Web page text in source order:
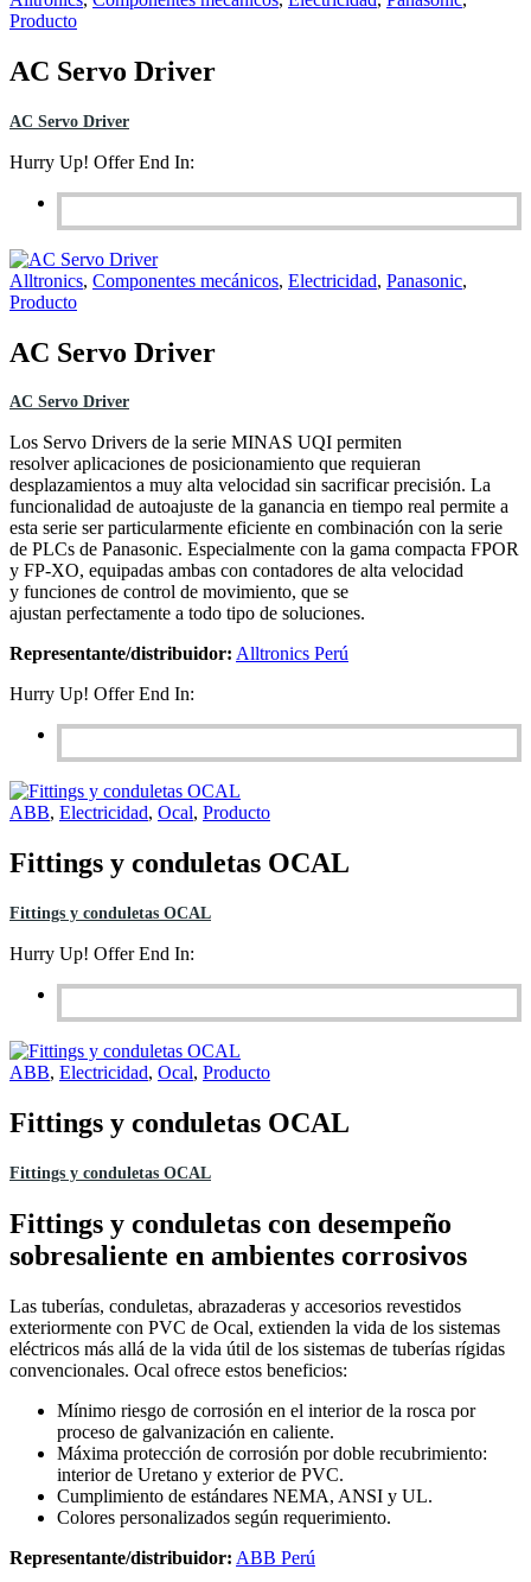
Producto
AC Servo Driver
AC Servo Driver
Hurry Up! Offer End In:
Alltronics, Componentes mecánicos, Electricidad, Panasonic,
Producto
AC Servo Driver
AC Servo Driver
Los Servo Drivers de la serie MINAS UQI permiten
resolver aplicaciones de posicionamiento que requieran
desplazamientos a muy alta velocidad sin sacrificar precisión. La
funcionalidad de autoajuste de la ganancia en tiempo real permite a
esta serie ser particularmente eficiente en combinación con la serie
de PLCs de Panasonic. Especialmente con la gama compacta FPOR
y FP-XO, equipadas ambas con contadores de alta velocidad
y funciones de control de movimiento, que se
ajustan perfectamente a todo tipo de soluciones.
Representante/distribuidor: Alltronics Perú
Hurry Up! Offer End In:
ABB, Electricidad, Ocal, Producto
Fittings y conduletas OCAL
Fittings y conduletas OCAL
Hurry Up! Offer End In:
ABB, Electricidad, Ocal, Producto
Fittings y conduletas OCAL
Fittings y conduletas OCAL
Fittings y conduletas con desempeño
sobresaliente en ambientes corrosivos
Las tuberías, conduletas, abrazaderas y accesorios revestidos
exteriormente con PVC de Ocal, extienden la vida de los sistemas
eléctricos más allá de la vida útil de los sistemas de tuberías rígidas
convencionales. Ocal ofrece estos beneficios:
Mínimo riesgo de corrosión en el interior de la rosca por
proceso de galvanización en caliente.
Máxima protección de corrosión por doble recubrimiento:
interior de Uretano y exterior de PVC.
Cumplimiento de estándares NEMA, ANSI y UL.
Colores personalizados según requerimiento.
Representante/distribuidor: ABB Perú